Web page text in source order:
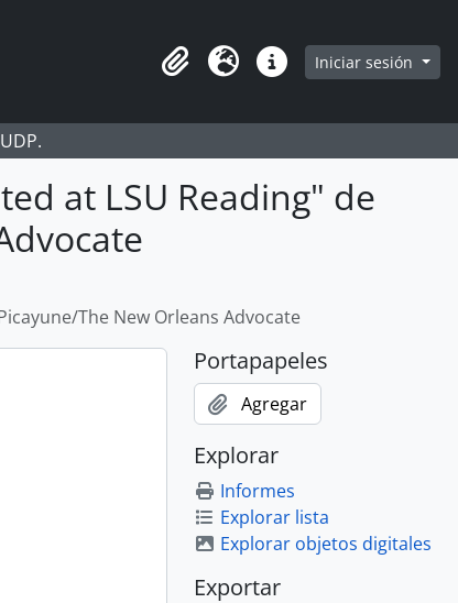
Portapapeles
Idioma Enlaces rápidos
Iniciar sesión
at LSU Reading" de
The New Orleans Advocate
Portapapeles
Agregar
Explorar
Informes
Explorar lista
Explorar objetos digitales
Exportar